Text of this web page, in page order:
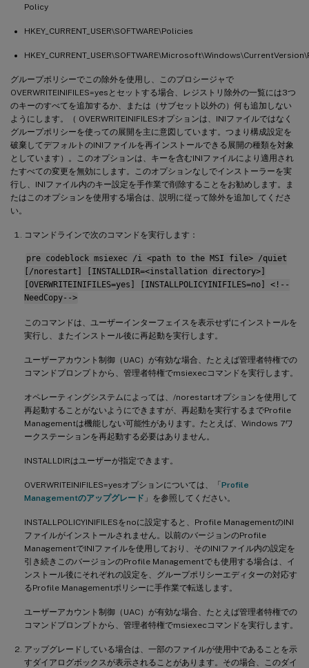
Policy
HKEY_CURRENT_USER\SOFTWARE\Policies
グループポリシーでこの除外を使用し、このプロシージャで
OVERWRITEINIFILES=yesとセットする場合、レジストリ除外の一覧には3つ
のキーのすべてを追加するか、または（サブセット以外の）何も追加しない
ようにします。（ OVERWRITEINIFILESオプションは、INIファイルではなく
グループポリシーを使っての展開を主に意図しています。つまり構成設定を
破棄してデフォルトのINIファイルを再インストールできる展開の種類を対象
としています）。このオプションは、キーを含むINIファイルにより適用され
たすべての変更を無効にします。このオプションなしでインストーラーを実
行し、INIファイル内のキー設定を手作業で削除することをお勧めします。ま
たはこのオプションを使用する場合は、説明に従って除外を追加してくださ
い。
コマンドラインで次のコマンドを実行します：
pre codeblock msiexec /i <path to the MSI file> /quiet
[/norestart] [INSTALLDIR=<installation directory>]
[OVERWRITEINIFILES=yes] [INSTALLPOLICYINIFILES=no] <!--
NeedCopy-->
このコマンドは、ユーザーインターフェイスを表示せずにインストールを
実行し、またインストール後に再起動を実行します。
ユーザーアカウント制御（UAC）が有効な場合、たとえば管理者特権での
コマンドプロンプトから、管理者特権でmsiexecコマンドを実行します。
オペレーティングシステムによっては、/norestartオプションを使用して
再起動することがないようにできますが、再起動を実行するまでProfile
Managementは機能しない可能性があります。たとえば、Windows 7ワ
ークステーションを再起動する必要はありません。
INSTALLDIRはユーザーが指定できます。
OVERWRITEINIFILES=yesオプションについては、「Profile
Managementのアップグレード 」を参照してください。
INSTALLPOLICYINIFILESをnoに設定すると、Profile ManagementのINI
ファイルがインストールされません。以前のバージョンのProfile
ManagementでINIファイルを使用しており、そのINIファイル内の設定を
引き続きこのバージョンのProfile Managementでも使用する場合は、イ
ンストール後にそれぞれの設定を、グループポリシーエディターの対応す
るProfile Managementポリシーに手作業で転送します。
ユーザーアカウント制御（UAC）が有効な場合、たとえば管理者特権での
コマンドプロンプトから、管理者特権でmsiexecコマンドを実行します。
アップグレードしている場合は、一部のファイルが使用中であることを示
すダイアログボックスが表示されることがあります。その場合、このダイ